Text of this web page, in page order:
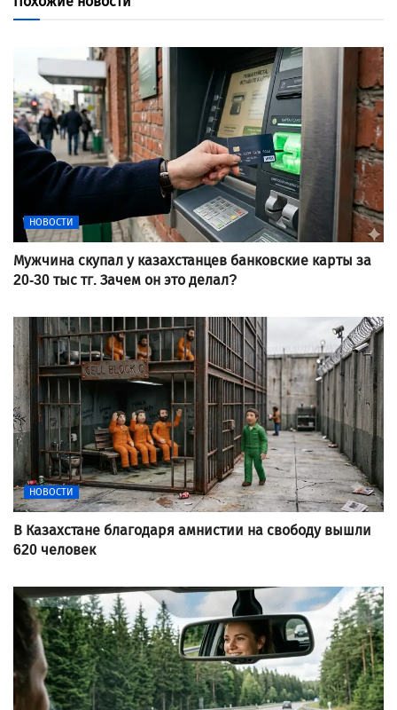
НОВОСТИ
Мужчина скупал у казахстанцев банковские карты за
20-30 тыс тг. Зачем он это делал?
НОВОСТИ
В Казахстане благодаря амнистии на свободу вышли
620 человек